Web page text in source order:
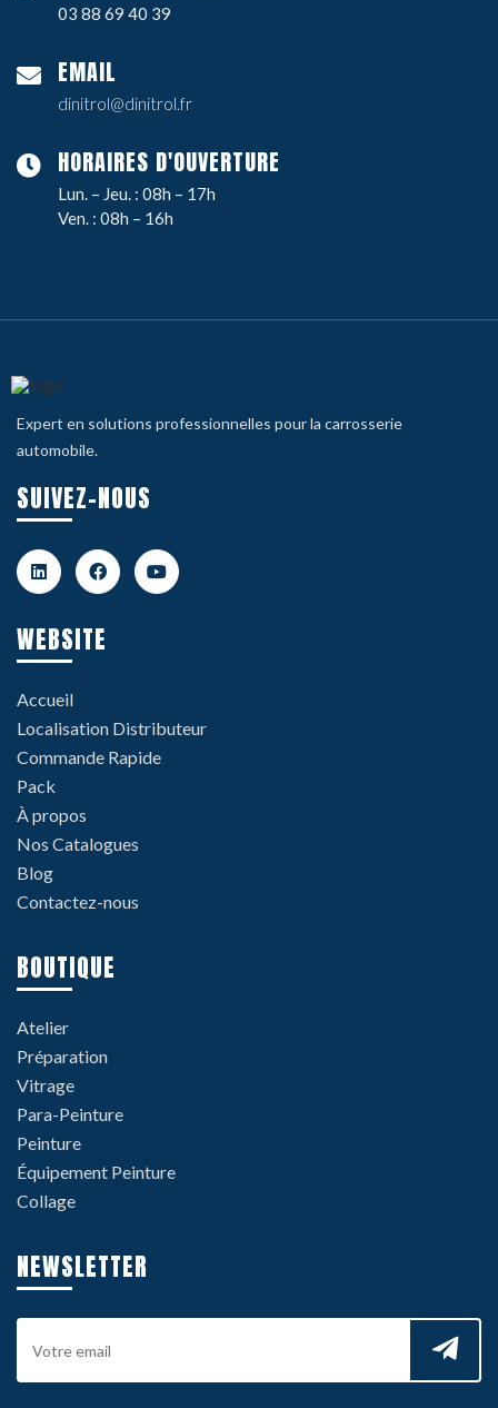
03 88 69 40 39
EMAIL
dinitrol@dinitrol.fr
HORAIRES D'OUVERTURE
Lun. – Jeu. : 08h – 17h
Ven. : 08h – 16h
Expert en solutions professionnelles pour la carrosserie
automobile.
SUIVEZ-NOUS
WEBSITE
Accueil
Localisation Distributeur
Commande Rapide
Pack
À propos
Nos Catalogues
Blog
Contactez-nous
BOUTIQUE
Atelier
Préparation
Vitrage
Para-Peinture
Peinture
Équipement Peinture
Collage
NEWSLETTER